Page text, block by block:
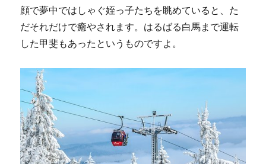
顔で夢中ではしゃぐ姪っ子たちを眺めていると、た
だそれだけで癒やされます。はるばる白馬まで運転
した甲斐もあったというものですよ。